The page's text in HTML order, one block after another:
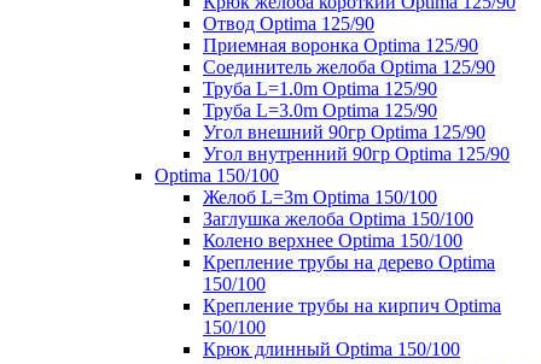
Отвод Optima 125/90
Приемная воронка Optima 125/90
Соединитель желоба Optima 125/90
Труба L=1.0m Optima 125/90
Труба L=3.0m Optima 125/90
Угол внешний 90гр Optima 125/90
Угол внутренний 90гр Optima 125/90
Optima 150/100
Желоб L=3m Optima 150/100
Заглушка желоба Optima 150/100
Колено верхнее Optima 150/100
Крепление трубы на дерево Optima
150/100
Крепление трубы на кирпич Optima
150/100
Крюк длинный Optima 150/100